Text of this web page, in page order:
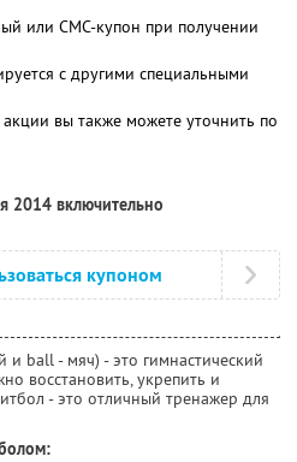
или СМС-купон при получении
с другими специальными
вы также можете уточнить по
2014 включительно
купоном
ball - мяч) - это гимнастический
восстановить, укрепить и
- это отличный тренажер для